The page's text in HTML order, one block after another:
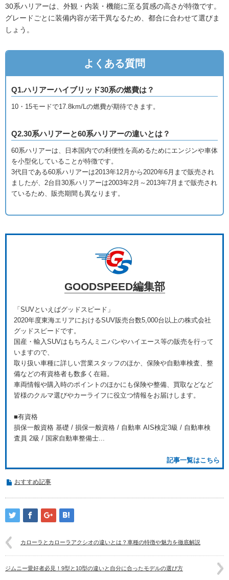
30系ハリアーは、外観・内装・機能に至る質感の高さが特徴です。
グレードごとに装備内容が若干異なるため、都合に合わせて選びま
しょう。
よくある質問
Q1.ハリアーハイブリッド30系の燃費は？
10・15モードで17.8km/Lの燃費が期待できます。
Q2.30系ハリアーと60系ハリアーの違いとは？
60系ハリアーは、日本国内での利便性を高めるためにエンジンや車体
を小型化していることが特徴です。
3代目である60系ハリアーは2013年12月から2020年6月まで販売され
ましたが、2台目30系ハリアーは2003年2月～2013年7月まで販売され
ているため、販売期間も異なります。
GOODSPEED編集部
「SUVといえばグッドスピード」
2020年度東海エリアにおけるSUV販売台数5,000台以上の株式会社
グッドスピードです。
国産・輸入SUVはもちろんミニバンやハイエース等の販売を行って
いますので、
取り扱い車種に詳しい営業スタッフのほか、保険や自動車検査、整
備などの有資格者も数多く在籍。
車両情報や購入時のポイントのほかにも保険や整備、買取などなど
皆様のクルマ選びやカーライフに役立つ情報をお届けします。
■有資格
損保一般資格 基礎 / 損保一般資格 / 自動車 AIS検定3級 / 自動車検
査員 2級 / 国家自動車整備士...
記事一覧はこちら
おすすめ記事
カローラとカローラアクシオの違いとは？車種の特徴や魅力を徹底解説
ジムニー愛好者必見！9型と10型の違いと自分に合ったモデルの選び方